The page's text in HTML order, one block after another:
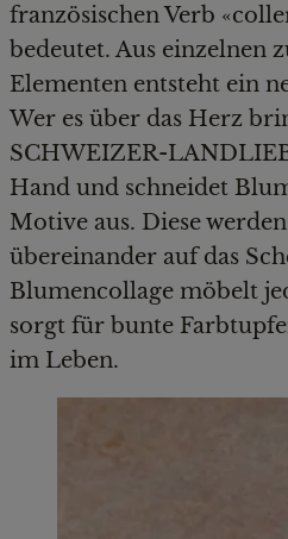
französischen Verb
bedeutet. Aus einzelnen
Elementen entsteht ein
Wer es über das Herz
SCHWEIZER-
Hand und schneidet
Motive aus. Diese
übereinander auf das
Blumencollage möbelt
sorgt für bunte
im Leben.